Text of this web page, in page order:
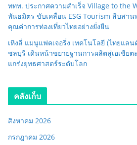
ททท. ประกาศความสำเร็จ Village to the
พันธมิตร ขับเคลื่อน ESG Tourism สืบสา
คุณค่าการท่องเที่ยวไทยอย่างยั่งยืน
เหิงลี่ แมนูแฟคเจอริ่ง เทคโนโลยี (ไทยแล
ชลบุรี เดินหน้าขยายฐานการผลิตสู่เอเชียต
แกร่งยุทธศาสตร์ระดับโลก
คลังเก็บ
สิงหาคม 2026
กรกฎาคม 2026